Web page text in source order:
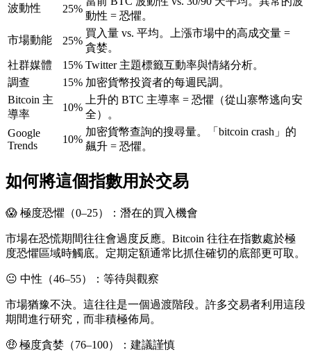
波動性 25%
動性 = 恐懼。
市場動能 25%
買入量 vs. 平均。上漲市場中的高成交量 =
貪婪。
社群媒體
15% Twitter 主題標籤互動率與情緒分析。
調查
15% 加密貨幣投資者的每週民調。
Bitcoin 主
導率
10%
上升的 BTC 主導率 = 恐懼（從山寨幣逃向安
全）。
Google
Trends
10%
加密貨幣查詢的搜尋量。「bitcoin crash」的
飆升 = 恐懼。
如何將這個指數用於交易
😱 極度恐懼（0–25）：潛在的買入機會
市場在恐慌期間往往會過度反應。Bitcoin 往往在指數處於極
度恐懼區域時觸底。定期定額通常比抓住確切的底部更可取。
😐 中性（46–55）：等待與觀察
市場猶豫不決。這往往是一個過渡階段。許多交易者利用這段
期間進行研究，而非積極佈局。
🤑 極度貪婪（76–100）：建議謹慎